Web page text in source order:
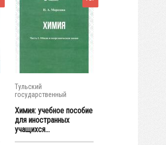
Тульский
государственный
Химия: учебное пособие
для иностранных
учащихся...